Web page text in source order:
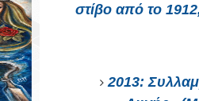
στίβο από το
2013: